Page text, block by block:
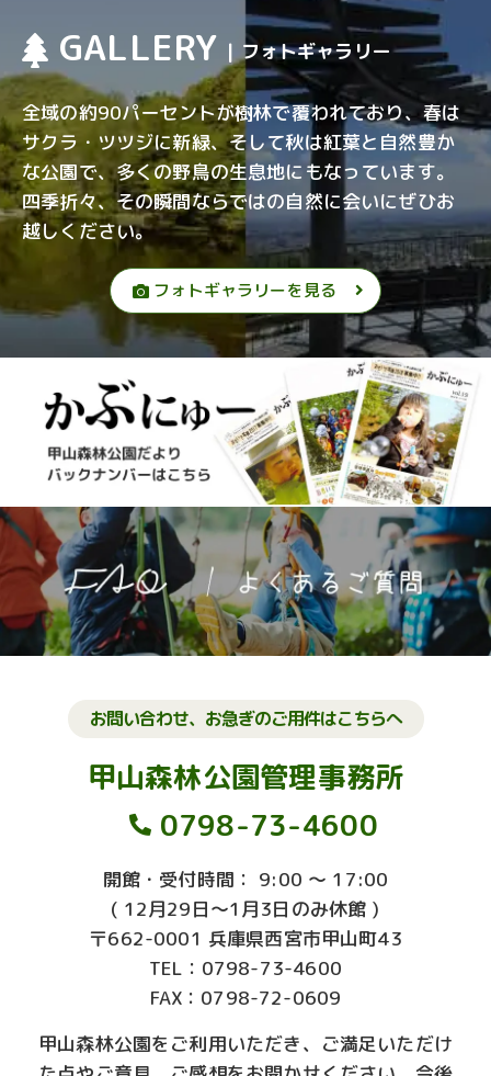
GALLERY | フォトギャラリー
全域の約90パーセントが樹林で覆われており、春は
サクラ・ツツジに新緑、そして秋は紅葉と自然豊か
な公園で、多くの野鳥の生息地にもなっています。
四季折々、その瞬間ならではの自然に会いにぜひお
越しください。
フォトギャラリーを見る
お問い合わせ、お急ぎのご用件はこちらへ
甲山森林公園管理事務所
0798-73-4600
開館・受付時間： 9:00 ～ 17:00
( 12月29日～1月3日のみ休館 )
〒662-0001 兵庫県西宮市甲山町43
TEL：0798-73-4600
FAX：0798-72-0609
甲山森林公園をご利用いただき、ご満足いただけ